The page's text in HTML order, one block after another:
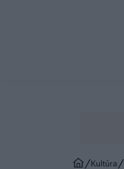
Kultúra